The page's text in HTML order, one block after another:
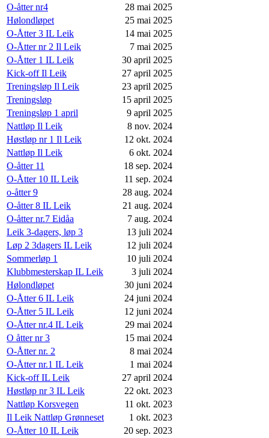
O-åtter nr4
28 mai 2025
Hølondløpet
25 mai 2025
O-Åtter 3 IL Leik
14 mai 2025
O-Åtter nr 2 Il Leik
7 mai 2025
O-Åtter 1 IL Leik
30 april 2025
Kick-off Il Leik
27 april 2025
Treningsløp Il Leik
23 april 2025
Treningsløp
15 april 2025
Treningsløp 1 april
9 april 2025
Nattløp Il Leik
8 nov. 2024
Høstløp nr 1 Il Leik
12 okt. 2024
Nattløp Il Leik
6 okt. 2024
O-åtter 11
18 sep. 2024
O-Åtter 10 IL Leik
11 sep. 2024
o-åtter 9
28 aug. 2024
O-åtter 8 IL Leik
21 aug. 2024
O-åtter nr.7 Eidåa
7 aug. 2024
Leik 3-dagers, løp 3
13 juli 2024
Løp 2 3dagers IL Leik
12 juli 2024
Sommerløp 1
10 juli 2024
Klubbmesterskap IL Leik
3 juli 2024
Hølondløpet
30 juni 2024
O-Åtter 6 IL Leik
24 juni 2024
O-Åtter 5 IL Leik
12 juni 2024
O-Åtter nr.4 IL Leik
29 mai 2024
O åtter nr 3
15 mai 2024
O-Åtter nr. 2
8 mai 2024
O-Åtter nr.1 IL Leik
1 mai 2024
Kick-off IL Leik
27 april 2024
Høstløp nr 3 IL Leik
22 okt. 2023
Nattløp Korsvegen
11 okt. 2023
Il Leik Nattløp Grønneset
1 okt. 2023
O-Åtter 10 IL Leik
20 sep. 2023